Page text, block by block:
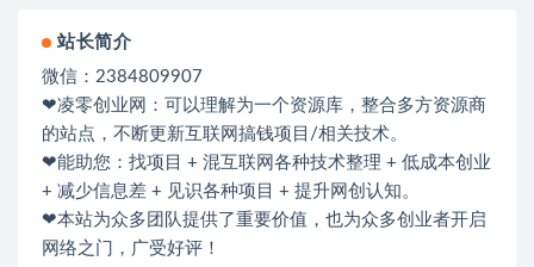
站长简介
微信：2384809907
❤凌零创业网：可以理解为一个资源库，整合多方资源商
的站点，不断更新互联网搞钱项目/相关技术。
❤能助您：找项目 + 混互联网各种技术整理 + 低成本创业
+ 减少信息差 + 见识各种项目 + 提升网创认知。
❤本站为众多团队提供了重要价值，也为众多创业者开启
网络之门，广受好评！